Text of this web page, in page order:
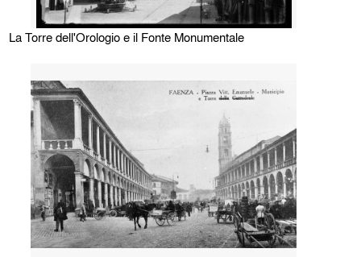
La Torre dell'Orologio e il Fonte Monumentale